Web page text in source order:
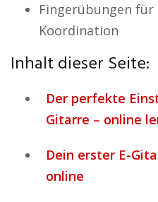
Fingerübungen
Koordination
Inhalt dieser Seite:
Der perfekte
Gitarre – online
Dein erster E-
online